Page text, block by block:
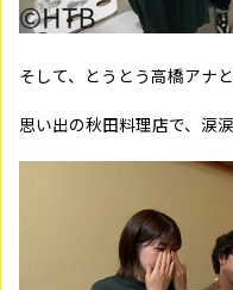
そして、とうとう高橋アナ
思い出の秋田料理店で、涙